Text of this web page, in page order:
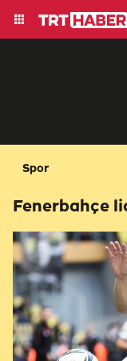
Spor
Fenerbahçe